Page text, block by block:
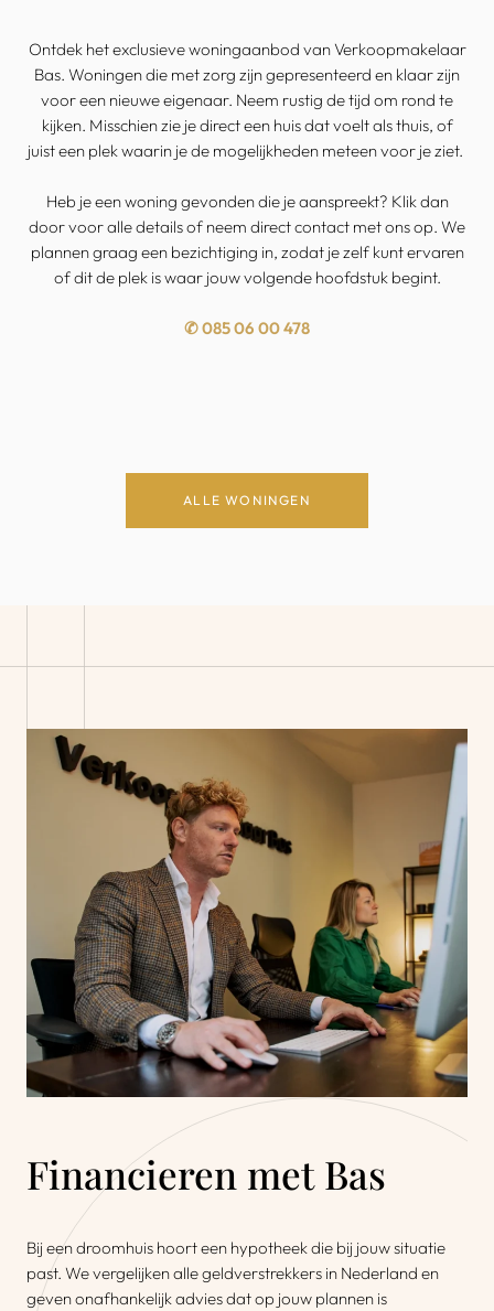
Ontdek het exclusieve woningaanbod van Verkoopmakelaar
Bas. Woningen die met zorg zijn gepresenteerd en klaar zijn
voor een nieuwe eigenaar. Neem rustig de tijd om rond te
kijken. Misschien zie je direct een huis dat voelt als thuis, of
juist een plek waarin je de mogelijkheden meteen voor je ziet.
Heb je een woning gevonden die je aanspreekt? Klik dan
door voor alle details of neem direct contact met ons op. We
plannen graag een bezichtiging in, zodat je zelf kunt ervaren
of dit de plek is waar jouw volgende hoofdstuk begint.
✆ 085 06 00 478
ALLE WONINGEN
Financieren met Bas
Bij een droomhuis hoort een hypotheek die bij jouw situatie
past. We vergelijken alle geldverstrekkers in Nederland en
geven onafhankelijk advies dat op jouw plannen is